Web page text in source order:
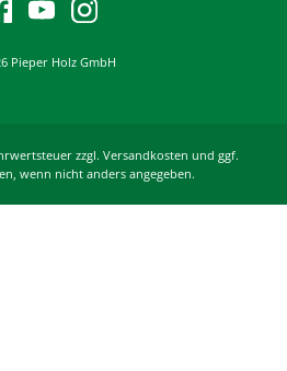
Pieper Holz GmbH
zzgl. Versandkosten und ggf.
wenn nicht anders angegeben.